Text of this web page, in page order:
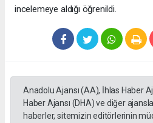
incelemeye aldığı öğrenildi.
Anadolu Ajansı (AA), İhlas Haber
Haber Ajansı (DHA) ve diğer
haberler, sitemizin editörlerinin